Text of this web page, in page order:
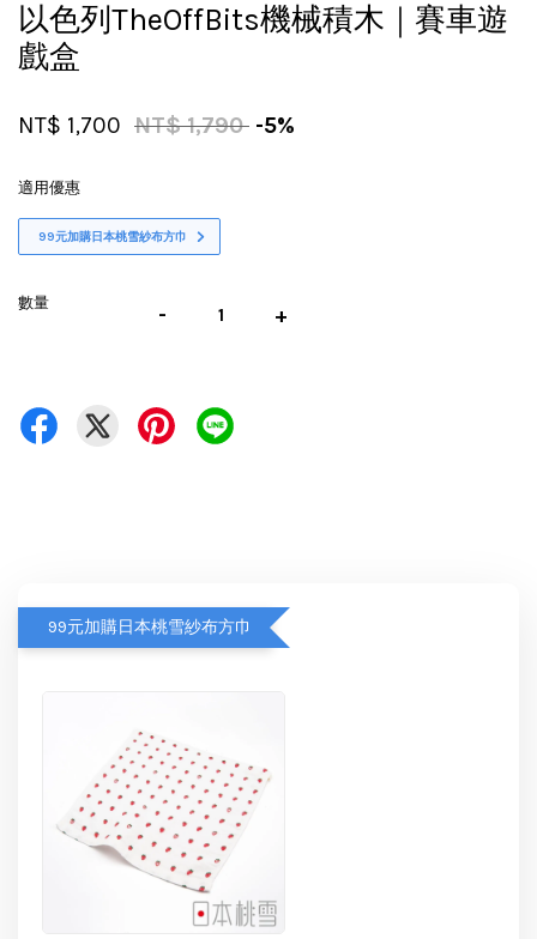
以色列TheOffBits機械積木｜賽車遊
戲盒
NT$ 1,700 NT$ 1,790 -5%
適用優惠
99元加購日本桃雪紗布方巾
數量 - +
99元加購日本桃雪紗布方巾